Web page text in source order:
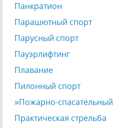
Панкратион
Парашютный спорт
Парусный спорт
Пауэрлифтинг
Плавание
Пилонный спорт
»Пожарно-спасательный
Практическая стрельба